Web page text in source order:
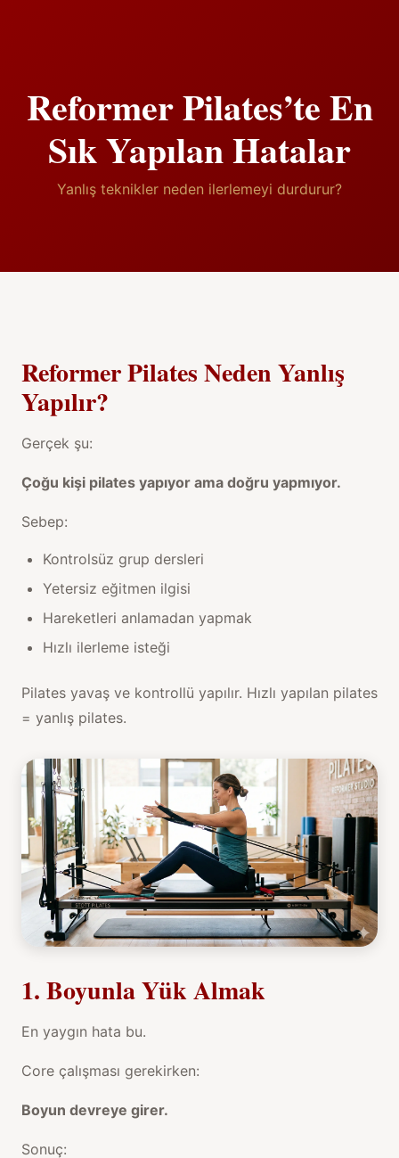
Reformer Pilates’te En
Sık Yapılan Hatalar
Yanlış teknikler neden ilerlemeyi durdurur?
Reformer Pilates Neden Yanlış
Yapılır?
Gerçek şu:
Çoğu kişi pilates yapıyor ama doğru yapmıyor.
Sebep:
Kontrolsüz grup dersleri
Yetersiz eğitmen ilgisi
Hareketleri anlamadan yapmak
Hızlı ilerleme isteği
Pilates yavaş ve kontrollü yapılır. Hızlı yapılan pilates
= yanlış pilates.
1. Boyunla Yük Almak
En yaygın hata bu.
Core çalışması gerekirken:
Boyun devreye girer.
Sonuç: